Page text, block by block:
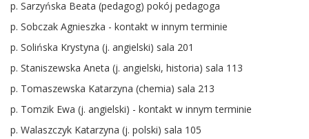
p. Sarzyńska Beata (pedagog) pokój pedagoga
p. Sobczak Agnieszka - kontakt w innym terminie
p. Solińska Krystyna (j. angielski) sala 201
p. Staniszewska Aneta (j. angielski, historia) sala 113
p. Tomaszewska Katarzyna (chemia) sala 213
p. Tomzik Ewa (j. angielski) - kontakt w innym terminie
p. Walaszczyk Katarzyna (j. polski) sala 105